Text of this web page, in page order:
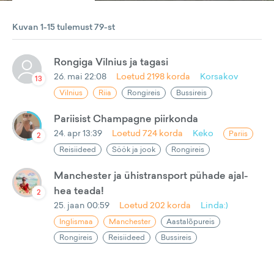
Kuvan 1-15 tulemust 79-st
13
Rongiga Vilnius ja tagasi
26. mai 22:08 Loetud 2198 korda Korsakov
Vilnius Riia Rongireis Bussireis
2
Pariisist Champagne piirkonda
24. apr 13:39 Loetud 724 korda Keko
Pariis
Reisiideed
Söök ja jook Rongireis
2
Manchester ja ühistransport pühade ajal-
hea teada!
25. jaan 00:59 Loetud 202 korda Linda:)
Inglismaa Manchester
Aastalõpureis
Rongireis
Reisiideed Bussireis